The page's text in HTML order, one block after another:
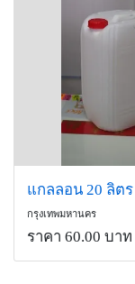
แกลลอน 20 ลิตร
กรุงเทพมหานคร
ราคา 60.00 บาท